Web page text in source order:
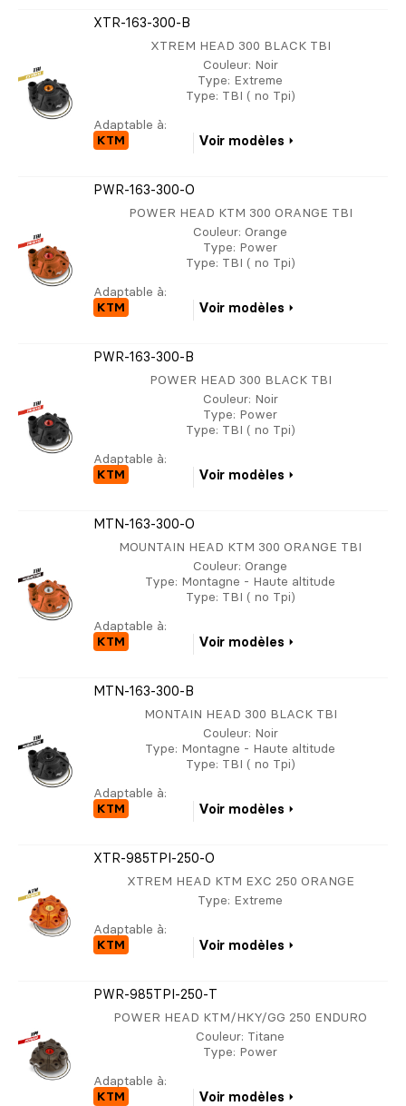
XTR-163-300-B
XTREM HEAD 300 BLACK TBI
Couleur: Noir
Type: Extreme
Type: TBI ( no Tpi)
Adaptable à:
KTM
Voir modèles
PWR-163-300-O
POWER HEAD KTM 300 ORANGE TBI
Couleur: Orange
Type: Power
Type: TBI ( no Tpi)
Adaptable à:
KTM
Voir modèles
PWR-163-300-B
POWER HEAD 300 BLACK TBI
Couleur: Noir
Type: Power
Type: TBI ( no Tpi)
Adaptable à:
KTM
Voir modèles
MTN-163-300-O
MOUNTAIN HEAD KTM 300 ORANGE TBI
Couleur: Orange
Type: Montagne - Haute altitude
Type: TBI ( no Tpi)
Adaptable à:
KTM
Voir modèles
MTN-163-300-B
MONTAIN HEAD 300 BLACK TBI
Couleur: Noir
Type: Montagne - Haute altitude
Type: TBI ( no Tpi)
Adaptable à:
KTM
Voir modèles
XTR-985TPI-250-O
XTREM HEAD KTM EXC 250 ORANGE
Type: Extreme
Adaptable à:
KTM
Voir modèles
PWR-985TPI-250-T
POWER HEAD KTM/HKY/GG 250 ENDURO
Couleur: Titane
Type: Power
Adaptable à:
KTM
Voir modèles